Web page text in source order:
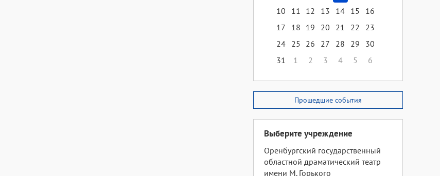
10
11 12 13 14 15
16
17
18 19 20 21 22
23
24 25 26 27 28 29
30
31
1 2 3 4 5 6
Прошедшие события
Выберите учреждение
Оренбургский государственный
областной драматический театр
имени М. Горького